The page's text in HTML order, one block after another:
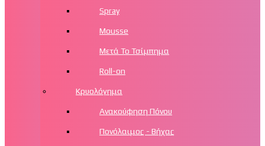
Spray
Mousse
Μετά Το Τσίμπημα
Roll-on
Κρυολόγημα
Ανακούφηση Πόνου
Πονόλαιμος - Βήχας